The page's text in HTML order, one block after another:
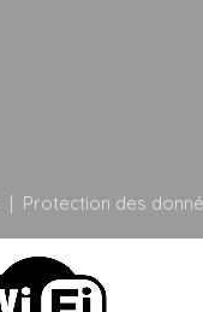
| Protection des